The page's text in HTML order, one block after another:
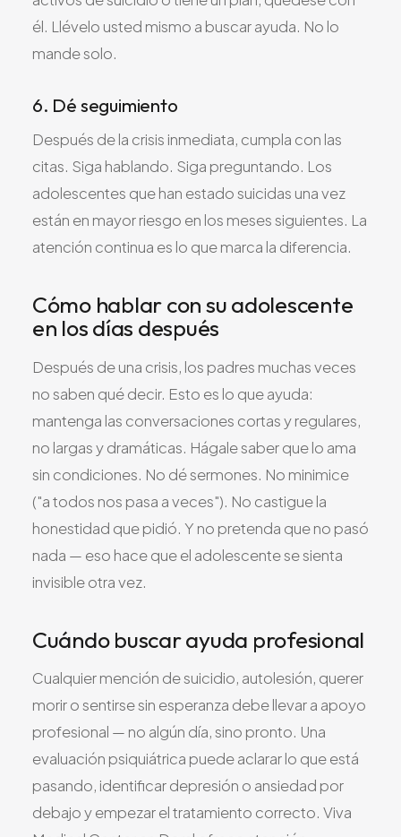
él. Llévelo usted mismo a buscar ayuda. No lo
mande solo.
6. Dé seguimiento
Después de la crisis inmediata, cumpla con las
citas. Siga hablando. Siga preguntando. Los
adolescentes que han estado suicidas una vez
están en mayor riesgo en los meses siguientes. La
atención continua es lo que marca la diferencia.
Cómo hablar con su adolescente
en los días después
Después de una crisis, los padres muchas veces
no saben qué decir. Esto es lo que ayuda:
mantenga las conversaciones cortas y regulares,
no largas y dramáticas. Hágale saber que lo ama
sin condiciones. No dé sermones. No minimice
("a todos nos pasa a veces"). No castigue la
honestidad que pidió. Y no pretenda que no pasó
nada — eso hace que el adolescente se sienta
invisible otra vez.
Cuándo buscar ayuda profesional
Cualquier mención de suicidio, autolesión, querer
morir o sentirse sin esperanza debe llevar a apoyo
profesional — no algún día, sino pronto. Una
evaluación psiquiátrica puede aclarar lo que está
pasando, identificar depresión o ansiedad por
debajo y empezar el tratamiento correcto. Viva